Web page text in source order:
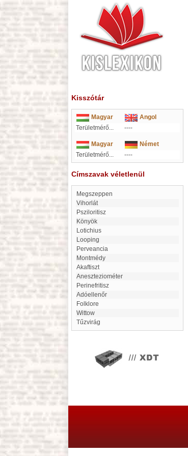
Kisszótár
Magyar
Angol
Területmérő...
----
Magyar
Német
Területmérő...
----
Címszavak véletlenül
Megszeppen
Vihorlát
Psziloritisz
Könyök
Lotichius
looping
perveancia
Montmédy
Akaftiszt
aneszteziométer
Perinefritisz
Adóellenőr
Folklore
Wittow
Tűzvirág